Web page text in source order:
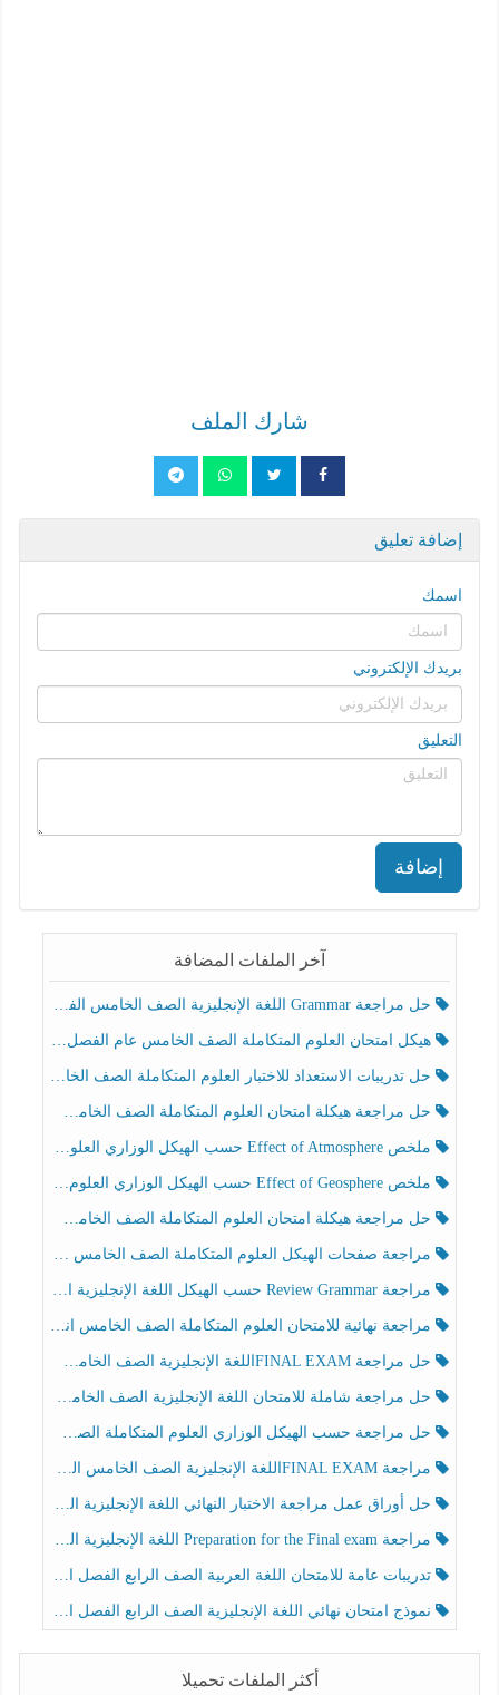
شارك الملف
إضافة تعليق
اسمك
بريدك الإلكتروني
التعليق
إضافة
آخر الملفات المضافة
حل مراجعة Grammar اللغة الإنجليزية الصف الخامس الفصل الثالث
هيكل امتحان العلوم المتكاملة الصف الخامس عام الفصل الدراسي الثالث 2025-2026
حل تدريبات الاستعداد للاختبار العلوم المتكاملة الصف الخامس عام الفصل الثالث
حل مراجعة هيكلة امتحان العلوم المتكاملة الصف الخامس انسبير الفصل الثالث
ملخص Effect of Atmosphere حسب الهيكل الوزاري العلوم المتكاملة الصف الخامس انسبير الفصل الثالث
ملخص Effect of Geosphere حسب الهيكل الوزاري العلوم المتكاملة الصف الخامس انسبير الفصل الثالث
حل مراجعة هيكلة امتحان العلوم المتكاملة الصف الخامس عام الفصل الثالث
مراجعة صفحات الهيكل العلوم المتكاملة الصف الخامس انسبير الفصل الثالث
مراجعة Review Grammar حسب الهيكل اللغة الإنجليزية الصف الخامس الفصل الثالث
مراجعة نهائية للامتحان العلوم المتكاملة الصف الخامس انسبير الفصل الثالث
حل مراجعة FINAL EXAMاللغة الإنجليزية الصف الخامس الفصل الثالث
حل مراجعة شاملة للامتحان اللغة الإنجليزية الصف الخامس الفصل الثالث
حل مراجعة حسب الهيكل الوزاري العلوم المتكاملة الصف الخامس عام الفصل الثالث
مراجعة FINAL EXAMاللغة الإنجليزية الصف الخامس الفصل الثالث
حل أوراق عمل مراجعة الاختبار النهائي اللغة الإنجليزية الصف الرابع الفصل الثالث
مراجعة Preparation for the Final exam اللغة الإنجليزية الصف الرابع الفصل الثالث
تدريبات عامة للامتحان اللغة العربية الصف الرابع الفصل الثالث
نموذج امتحان نهائي اللغة الإنجليزية الصف الرابع الفصل الثالث
أكثر الملفات تحميلا